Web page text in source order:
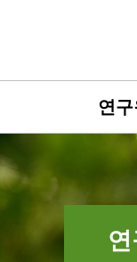
연구